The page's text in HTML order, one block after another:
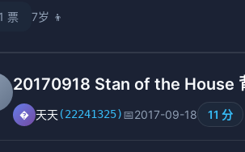
1 票 7岁 👦
20170918 Stan of the House
� 天天(22241325)📅2017-09-18 11 分